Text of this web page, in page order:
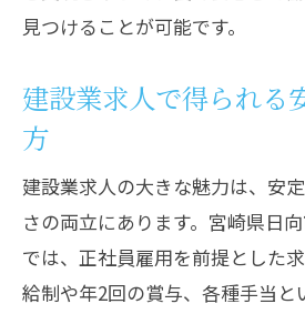
見つけることが可能です。
建設業求人で得られる
方
建設業求人の大きな魅力は、安
さの両立にあります。宮崎県日
では、正社員雇用を前提とした
給制や年2回の賞与、各種手当と